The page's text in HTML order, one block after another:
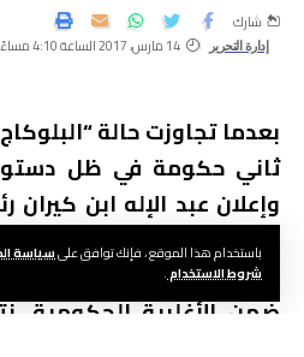
باستخدام هذا الموقع ، فإنك توافق علىسياسة
شروط الاستخدام.
إدارة التحرير 14 مارس، 2017 الساعة 4:10 مساءً
شارك
بعدما تجاوزت حالة
وإعلان عبد الإله ابن
بشكل صريح وواضح
بالوليدية أن الإتحاد
ضمن الأغلبية الحكومية،